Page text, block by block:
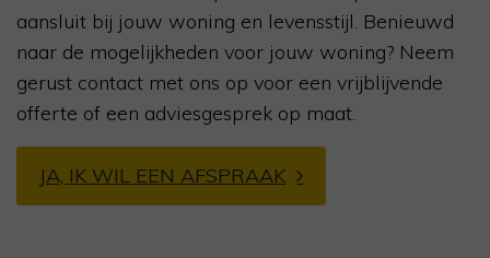
aansluit bij jouw woning en levensstijl. Benieuwd
naar de mogelijkheden voor jouw woning? Neem
gerust contact met ons op voor een vrijblijvende
offerte of een adviesgesprek op maat.
JA, IK WIL EEN AFSPRAAK